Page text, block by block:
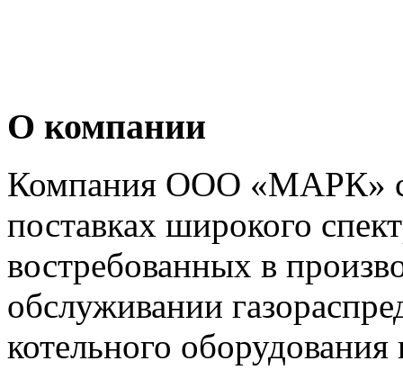
О компании
Компания ООО «МАРК» с
поставках широкого
востребованных в
обслуживании
котельного оборудования